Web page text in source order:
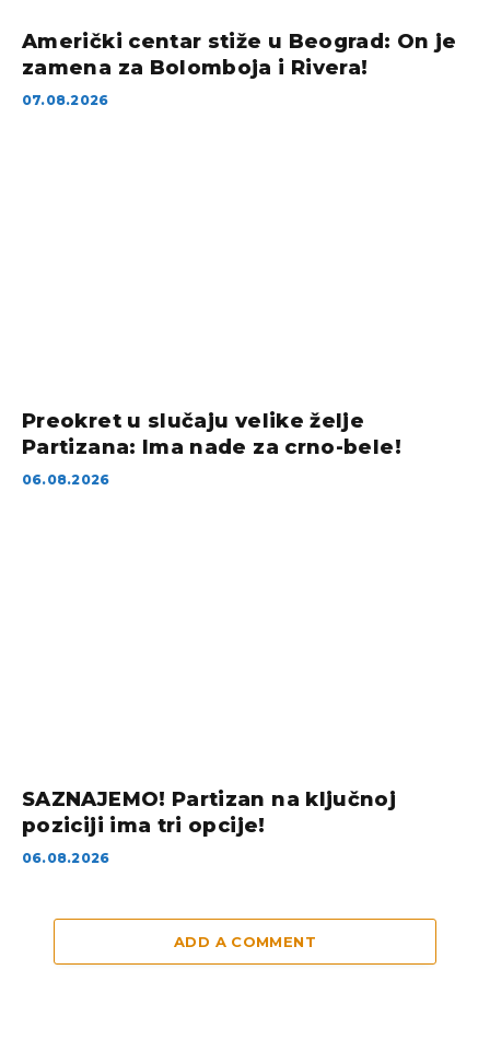
Američki centar stiže u Beograd: On je
zamena za Bolomboja i Rivera!
07.08.2026
Preokret u slučaju velike želje
Partizana: Ima nade za crno-bele!
06.08.2026
SAZNAJEMO! Partizan na ključnoj
poziciji ima tri opcije!
06.08.2026
ADD A COMMENT